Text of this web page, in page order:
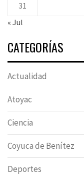
31
« Jul
CATEGORÍAS
Actualidad
Atoyac
Ciencia
Coyuca de Benítez
Deportes